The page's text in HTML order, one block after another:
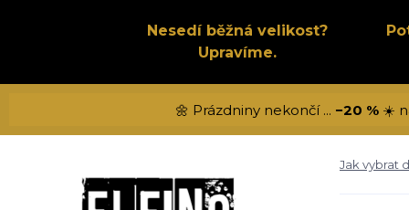
Nesedí běžná velikost?
Upravíme.
🌼 Prázdniny nekončí ... −20 %☀️
Jak vybrat